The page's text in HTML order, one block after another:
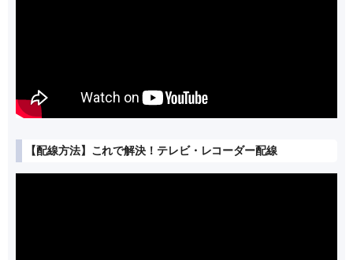
【配線方法】これで解決！テレビ・レコーダー配線